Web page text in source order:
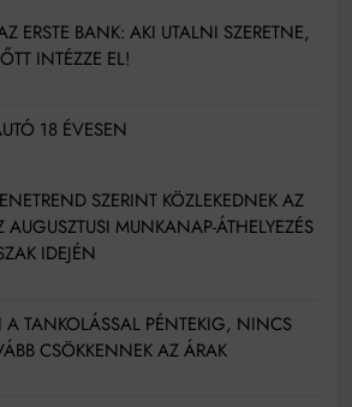
ERSTE BANK: AKI UTALNI SZERETNE,
INTÉZZE EL!
18 ÉVESEN
SZERINT KÖZLEKEDNEK AZ
AUGUSZTUSI MUNKANAP-ÁTHELYEZÉS
IDEJÉN
A TANKOLÁSSAL PÉNTEKIG, NINCS
CSÖKKENNEK AZ ÁRAK